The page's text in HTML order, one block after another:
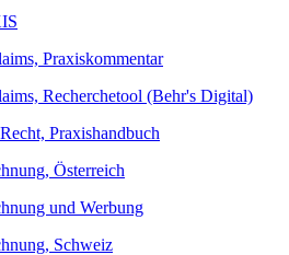
Praxiskommentar
Recherchetool (Behr's Digital)
Praxishandbuch
Österreich
und Werbung
Schweiz